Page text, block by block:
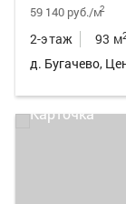
59 140 руб./м2
2-этаж 93 м
д. Бугачево,